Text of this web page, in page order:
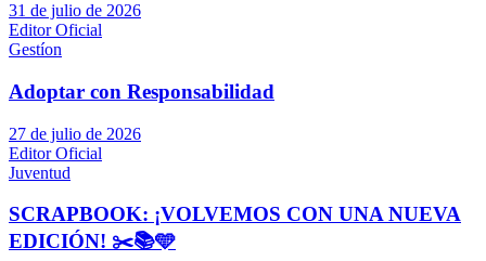
31 de julio de 2026
Editor Oficial
Gestíon
Adoptar con Responsabilidad
27 de julio de 2026
Editor Oficial
Juventud
SCRAPBOOK: ¡VOLVEMOS CON UNA NUEVA
EDICIÓN! ✂️📚🩵